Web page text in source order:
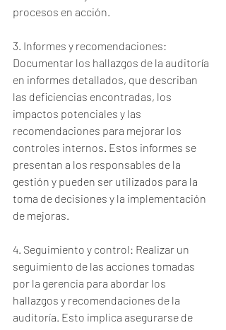
procesos en acción.
3. Informes y recomendaciones:
Documentar los hallazgos de la auditoría
en informes detallados, que describan
las deficiencias encontradas, los
impactos potenciales y las
recomendaciones para mejorar los
controles internos. Estos informes se
presentan a los responsables de la
gestión y pueden ser utilizados para la
toma de decisiones y la implementación
de mejoras.
4. Seguimiento y control: Realizar un
seguimiento de las acciones tomadas
por la gerencia para abordar los
hallazgos y recomendaciones de la
auditoría. Esto implica asegurarse de